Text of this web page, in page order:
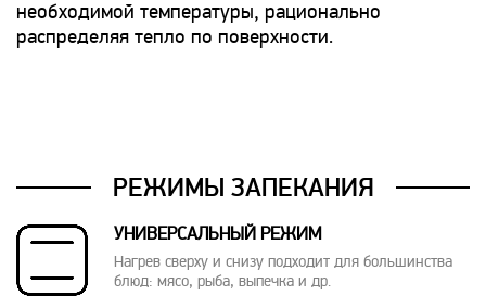
необходимой температуры, рационально
распределяя тепло по поверхности.
РЕЖИМЫ ЗАПЕКАНИЯ
УНИВЕРСАЛЬНЫЙ РЕЖИМ
Нагрев сверху и снизу подходит для большинства
блюд: мясо, рыба, выпечка и др.